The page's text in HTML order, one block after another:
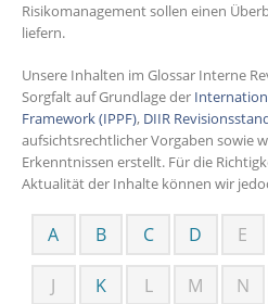
Risikomanagement sollen einen
liefern.
Unsere Inhalten im Glossar Interne
Sorgfalt auf Grundlage der
Framework (IPPF), DIIR
aufsichtsrechtlicher Vorgaben sowie
Erkenntnissen erstellt. Für die
Aktualität der Inhalte können wir
A B C D E
J K L M N